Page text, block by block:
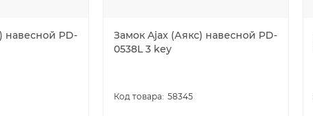
навесной PD-
Замок Ajax (Аякс) навесной PD-
0538L 3 key
58345